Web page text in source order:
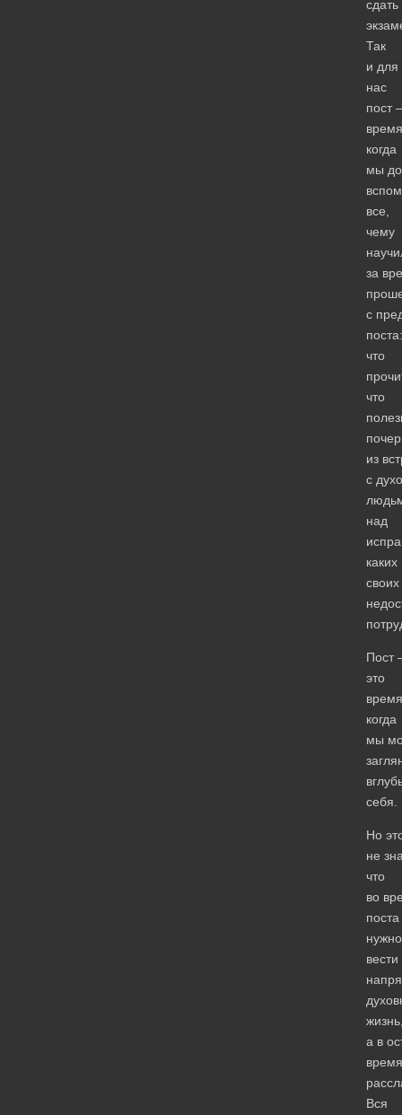
сдать
Так
и для
нас
пост
когда
мы
все,
чему
за
с
поста:
что
что
из
с
над
каких
своих
Пост
это
когда
мы
себя.
Но
не
что
во
поста
нужно
вести
а в
Вся